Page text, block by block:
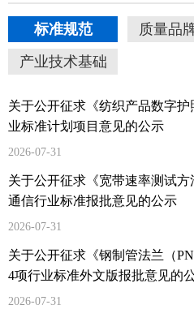
标准规范
质量品
产业技术基础
关于公开征求《纺织产品数字
业标准计划项目意见的公示
2026-07-31
关于公开征求《宽带速率测试
通信行业标准报批意见的公示
2026-07-31
关于公开征求《钢制管法兰（
4项行业标准外文版报批意见的
2026-07-31